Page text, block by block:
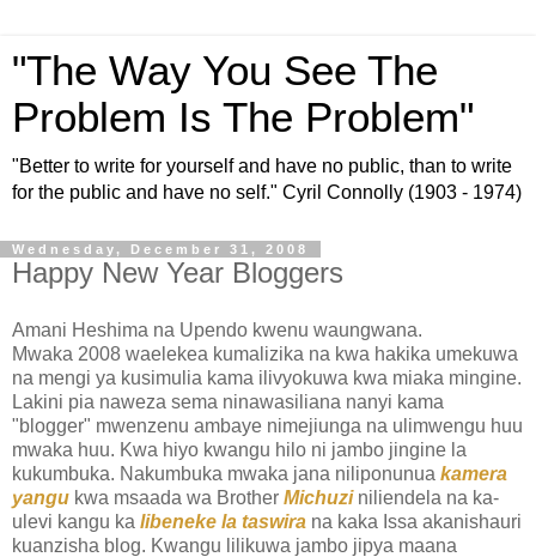
"The Way You See The
Problem Is The Problem"
"Better to write for yourself and have no public, than to write
for the public and have no self." Cyril Connolly (1903 - 1974)
Wednesday, December 31, 2008
Happy New Year Bloggers
Amani Heshima na Upendo kwenu waungwana.
Mwaka 2008 waelekea kumalizika na kwa hakika umekuwa
na mengi ya kusimulia kama ilivyokuwa kwa miaka mingine.
Lakini pia naweza sema ninawasiliana nanyi kama
"blogger" mwenzenu ambaye nimejiunga na ulimwengu huu
mwaka huu. Kwa hiyo kwangu hilo ni jambo jingine la
kukumbuka. Nakumbuka mwaka jana niliponunua kamera
yangu kwa msaada wa Brother Michuziniliendela na ka-
ulevi kangu ka libeneke la taswira na kaka Issa akanishauri
kuanzisha blog. Kwangu lilikuwa jambo jipya maana